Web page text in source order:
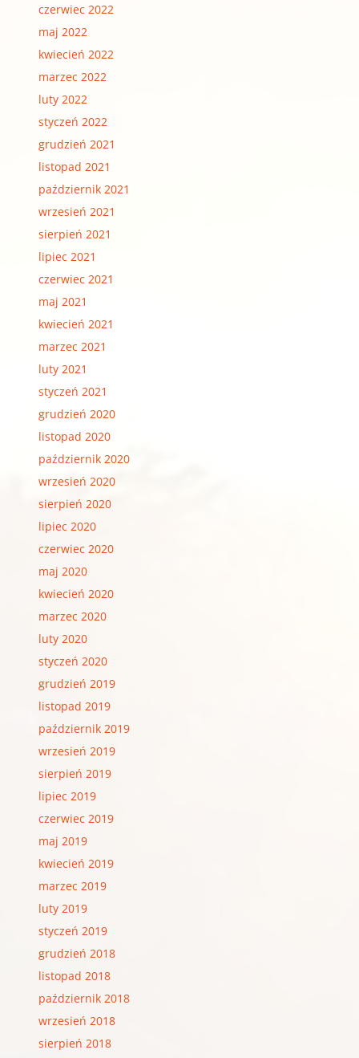
czerwiec 2022
maj 2022
kwiecień 2022
marzec 2022
luty 2022
styczeń 2022
grudzień 2021
listopad 2021
październik 2021
wrzesień 2021
sierpień 2021
lipiec 2021
czerwiec 2021
maj 2021
kwiecień 2021
marzec 2021
luty 2021
styczeń 2021
grudzień 2020
listopad 2020
październik 2020
wrzesień 2020
sierpień 2020
lipiec 2020
czerwiec 2020
maj 2020
kwiecień 2020
marzec 2020
luty 2020
styczeń 2020
grudzień 2019
listopad 2019
październik 2019
wrzesień 2019
sierpień 2019
lipiec 2019
czerwiec 2019
maj 2019
kwiecień 2019
marzec 2019
luty 2019
styczeń 2019
grudzień 2018
listopad 2018
październik 2018
wrzesień 2018
sierpień 2018